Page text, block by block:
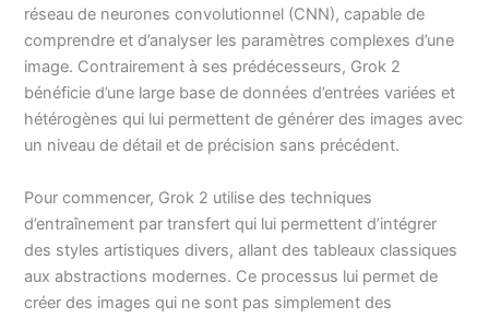
réseau de neurones convolutionnel (CNN), capable de
comprendre et d’analyser les paramètres complexes d’une
image. Contrairement à ses prédécesseurs, Grok 2
bénéficie d’une large base de données d’entrées variées et
hétérogènes qui lui permettent de générer des images avec
un niveau de détail et de précision sans précédent.
Pour commencer, Grok 2 utilise des techniques
d’entraînement par transfert qui lui permettent d’intégrer
des styles artistiques divers, allant des tableaux classiques
aux abstractions modernes. Ce processus lui permet de
créer des images qui ne sont pas simplement des